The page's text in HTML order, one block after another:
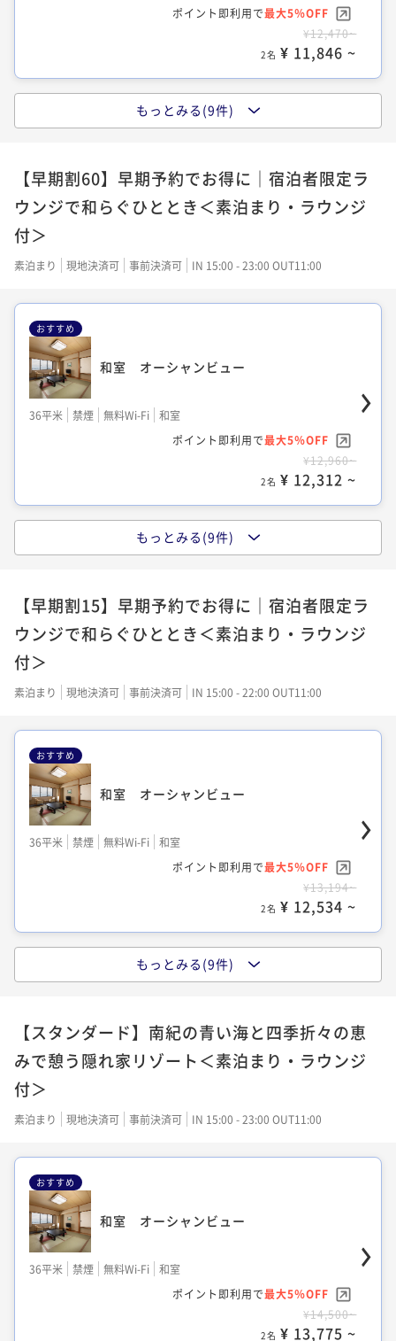
ポイント即利用で最大5％OFF
¥12,470~
2名 ¥ 11,846 ~
クラシックツイン オーシャンビュー (TW
31平米 禁煙 Wi-Fiなし
ツイン
ポイント即利用で 最大5％OFF
36平米 禁煙
ポイント即利用で
¥11,180~
¥ 10,621 ~
クラシックツイン オーシャンビュー (TW
AZ)
ポイント即利用で
最大5％OFF
¥11,180~
62平米 禁煙 無料Wi-Fi
和室
クラシックツイン（和洋室）オーシャンビ
ュー
¥13,330~
2名 ¥ 12,663 ~
スタンダードファミリーツイン(和洋室)
オーシャンビュー
36平米 禁煙
ポイント即利用で
もっとみる(9件)
【早期割60】早期予約でお得に｜宿泊者限定ラ
ウンジで和らぐひととき＜素泊まり・ラウンジ
付＞
素泊まり 現地決済可 事前決済可 IN 15:00 - 23:00 OUT11:00
おすすめ
和室 オーシャンビュー
36平米 禁煙 無料Wi-Fi
和室
ポイント即利用で最大5％OFF
¥12,960~
2名 ¥ 12,312 ~
クラシックツイン オーシャンビュー (TW
31平米 禁煙 Wi-Fiなし
ツイン
ポイント即利用で 最大5％OFF
36平米 禁煙
ポイント即利用で
¥11,744~
¥ 11,156 ~
クラシックツイン オーシャンビュー (TW
AZ)
ポイント即利用で 最大5％OFF
¥11,744~
クラシックツイン（和洋室）オーシャンビ
36平米 禁煙 無料Wi-Fi
和洋室（ツイン）
もっとみる(9件)
【早期割15】早期予約でお得に｜宿泊者限定ラ
ウンジで和らぐひととき＜素泊まり・ラウンジ
付＞
素泊まり 現地決済可 事前決済可 IN 15:00 - 22:00 OUT11:00
おすすめ
和室 オーシャンビュー
36平米 禁煙 無料Wi-Fi
和室
ポイント即利用で最大5％OFF
¥13,194~
2名 ¥ 12,534 ~
クラシックツイン オーシャンビュー (TW
31平米 禁煙 Wi-Fiなし
ツイン
ポイント即利用で 最大5％OFF
42平米 禁煙
ポイント即利用で
¥11,830~
¥ 11,238 ~
もっとみる(9件)
【スタンダード】南紀の青い海と四季折々の恵
みで憩う隠れ家リゾート＜素泊まり・ラウンジ
付＞
素泊まり 現地決済可 事前決済可 IN 15:00 - 23:00 OUT11:00
おすすめ
和室 オーシャンビュー
36平米 禁煙 無料Wi-Fi
和室
ポイント即利用で最大5％OFF
¥14,500~
2名 ¥ 13,775 ~